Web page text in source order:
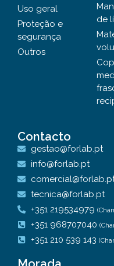
Uso geral
Proteção e
segurança
Outros
de
Contacto
gestao@forlab.pt
info@forlab.pt
tecnica@forlab.pt
+351 219534979
+351 968707040
+351 210 539 143